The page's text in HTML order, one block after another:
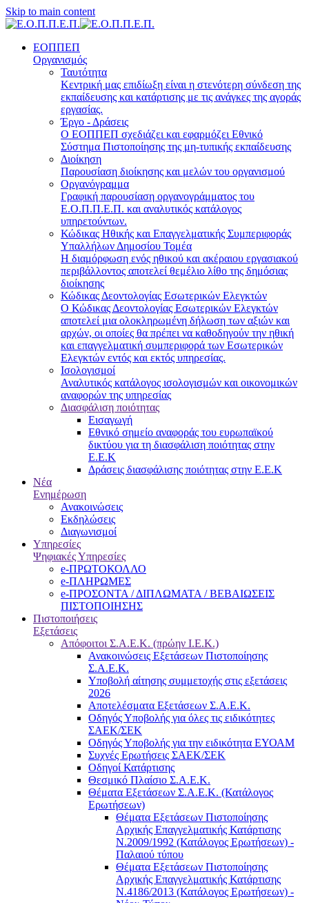
Skip to main content
ΕΟΠΠΕΠ
Οργανισμός
Ταυτότητα
Κεντρική μας επιδίωξη είναι η στενότερη σύνδεση της
εκπαίδευσης και κατάρτισης με τις ανάγκες της αγοράς
εργασίας.
Έργο - Δράσεις
Ο ΕΟΠΠΕΠ σχεδιάζει και εφαρμόζει Eθνικό
Σύστημα Πιστοποίησης της μη-τυπικής εκπαίδευσης
Διοίκηση
Παρουσίαση διοίκησης και μελών του οργανισμού
Οργανόγραμμα
Γραφική παρουσίαση οργανογράμματος του
Ε.Ο.Π.Π.Ε.Π. και αναλυτικός κατάλογος
υπηρετούντων.
Κώδικας Ηθικής και Επαγγελματικής Συμπεριφοράς
Υπαλλήλων Δημοσίου Τομέα
Η διαμόρφωση ενός ηθικού και ακέραιου εργασιακού
περιβάλλοντος αποτελεί θεμέλιο λίθο της δημόσιας
διοίκησης
Κώδικας Δεοντολογίας Εσωτερικών Ελεγκτών
Ο Κώδικας Δεοντολογίας Εσωτερικών Ελεγκτών
αποτελεί μια ολοκληρωμένη δήλωση των αξιών και
αρχών, οι οποίες θα πρέπει να καθοδηγούν την ηθική
και επαγγελματική συμπεριφορά των Εσωτερικών
Ελεγκτών εντός και εκτός υπηρεσίας.
Ισολογισμοί
Αναλυτικός κατάλογος ισολογισμών και οικονομικών
αναφορών της υπηρεσίας
Διασφάλιση ποιότητας
Εισαγωγή
Εθνικό σημείο αναφοράς του ευρωπαϊκού
δικτύου για τη διασφάλιση ποιότητας στην
Ε.Ε.Κ
Δράσεις διασφάλισης ποιότητας στην Ε.Ε.Κ
Νέα
Ενημέρωση
Ανακοινώσεις
Εκδηλώσεις
Διαγωνισμοί
Υπηρεσίες
Ψηφιακές Υπηρεσίες
e-ΠΡΩΤΟΚΟΛΛΟ
e-ΠΛΗΡΩΜΕΣ
e-ΠΡΟΣΟΝΤΑ / ΔΙΠΛΩΜΑΤΑ / ΒΕΒΑΙΩΣΕΙΣ
ΠΙΣΤΟΠΟΙΗΣΗΣ
Πιστοποιήσεις
Εξετάσεις
Απόφοιτοι Σ.Α.Ε.Κ. (πρώην Ι.Ε.Κ.)
Ανακοινώσεις Εξετάσεων Πιστοποίησης
Σ.Α.Ε.Κ.
Υποβολή αίτησης συμμετοχής στις εξετάσεις
2026
Αποτελέσματα Εξετάσεων Σ.Α.Ε.Κ.
Οδηγός Υποβολής για όλες τις ειδικότητες
ΣΑΕΚ/ΣΕΚ
Οδηγός Υποβολής για την ειδικότητα ΕΥΟΑΜ
Συχνές Ερωτήσεις ΣΑΕΚ/ΣΕΚ
Οδηγοί Κατάρτισης
Θεσμικό Πλαίσιο Σ.Α.Ε.Κ.
Θέματα Εξετάσεων Σ.Α.Ε.Κ. (Κατάλογος
Ερωτήσεων)
Θέματα Εξετάσεων Πιστοποίησης
Αρχικής Επαγγελματικής Κατάρτισης
Ν.2009/1992 (Κατάλογος Ερωτήσεων) -
Παλαιού τύπου
Θέματα Εξετάσεων Πιστοποίησης
Αρχικής Επαγγελματικής Κατάρτισης
Ν.4186/2013 (Κατάλογος Ερωτήσεων) -